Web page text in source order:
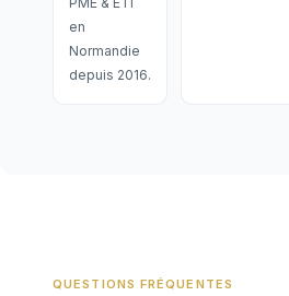
en
Normandie
depuis 2016.
QUESTIONS FRÉQUENTES